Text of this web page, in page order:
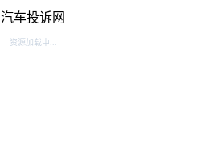
汽车投诉网
资源加载中...